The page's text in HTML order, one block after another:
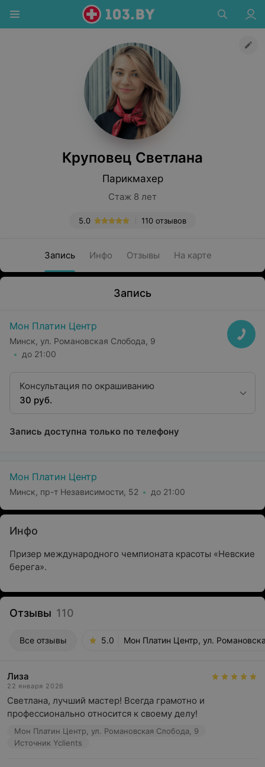
Круповец Светлана
Парикмахер
Стаж 8 лет
110 отзывов
5.0
Запись Инфо Отзывы На карте
Запись
Мон Платин Центр
Минск, ул. Романовская Слобода, 9
до 21:00
Консультация по окрашиванию
30 руб.
Запись доступна только по телефону
Мон Платин Центр
Минск, пр-т Независимости, 52 до 21:00
Инфо
Призер международного чемпионата красоты «Невские
берега».
Отзывы 110
Все отзывы 5.0 Мон Платин Центр, ул.
Лиза
22 января 2026
Светлана, лучший мастер! Всегда грамотно и
профессионально относится к своему делу!
Мон Платин Центр, ул. Романовская Слобода, 9
Источник Yclients